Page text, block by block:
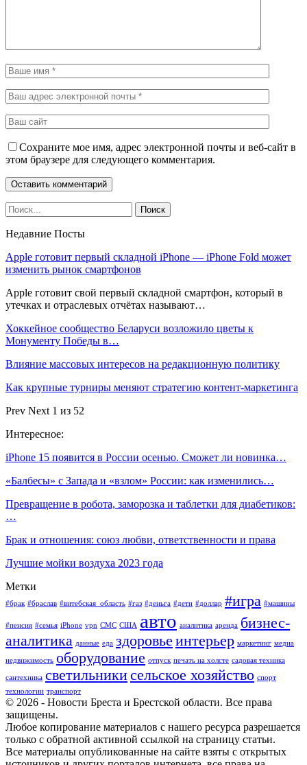
Сохраните мое имя, адрес электронной почты и веб-сайт в
этом браузере для следующего комментария.
Недавние Посты
Apple готовит первый складной iPhone — iPhone Fold может
изменить рынок смартфонов
Apple готовит свой первый складной смартфон, который в
утечках и отраслевых отчётах называют…
Хоккейное сообщество Беларуси возложило цветы к
Монументу Победы в…
Влияние массовых интересов на редакционную политику
Как крупные турниры меняют стратегию контент-маркетинга
Prev Next 1 из 52
Интересное:
iPhone 15 появится в России осенью. Сможет ли новинка…
«Балбесы» с Запада и «взлом» России: как изменились…
Превращение в робота, заморозка и таблетки для диабетиков:
…
Брак и отношения: союз любви, ответственности и права
Лучшие мойки воздуха 2023 года
Метки
#брак #браслав #витебская_область #газ #деньга #дети #доллар #игра #машины
#пенсия #семья iPhone vpn СМС США авто аналитика аренда бизнес-
аналитика данные еда здоровье интерьер маркетинг медиа
недвижимость оборудование отпуск печать на холсте садовая техника
сантехника светильникисельское хозяйство спорт
технологии транспорт
© 2026 - Новости Бреста и Брестской области. Все права
защищены.
Любое копирование материалов с нашего ресурса разрешается
только с обратной активной ссылкой на страницу статьи.
Все материалы опубликованные на сайте взяты с открытых